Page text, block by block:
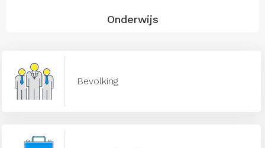
Onderwijs
Bevolking